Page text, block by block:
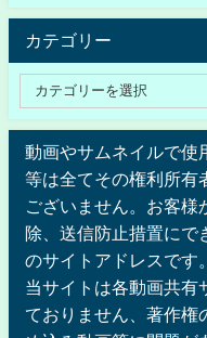
カテゴリー
動画やサムネイルで使
等は全てその権利所有
ございません。お客様
除、送信防止措置にで
のサイトアドレスです
当サイトは各動画共有
ておりません、著作権